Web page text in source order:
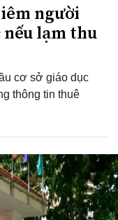
người
nếu lạm thu
cơ sở giáo dục
thông tin thuê